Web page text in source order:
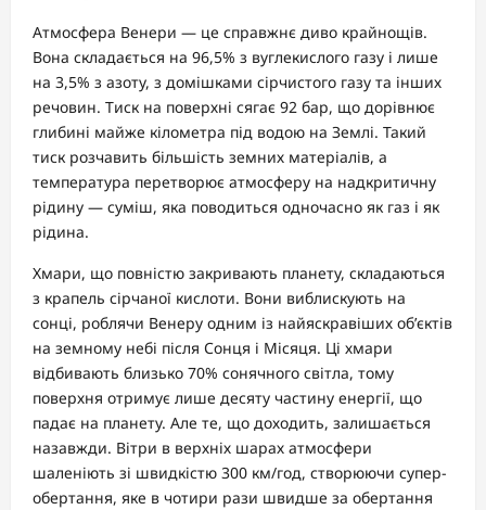
Атмосфера Венери — це справжнє диво крайнощів.
Вона складається на 96,5% з вуглекислого газу і лише
на 3,5% з азоту, з домішками сірчистого газу та інших
речовин. Тиск на поверхні сягає 92 бар, що дорівнює
глибині майже кілометра під водою на Землі. Такий
тиск розчавить більшість земних матеріалів, а
температура перетворює атмосферу на надкритичну
рідину — суміш, яка поводиться одночасно як газ і як
рідина.
Хмари, що повністю закривають планету, складаються
з крапель сірчаної кислоти. Вони виблискують на
сонці, роблячи Венеру одним із найяскравіших об’єктів
на земному небі після Сонця і Місяця. Ці хмари
відбивають близько 70% сонячного світла, тому
поверхня отримує лише десяту частину енергії, що
падає на планету. Але те, що доходить, залишається
назавжди. Вітри в верхніх шарах атмосфери
шаленіють зі швидкістю 300 км/год, створюючи супер-
обертання, яке в чотири рази швидше за обертання